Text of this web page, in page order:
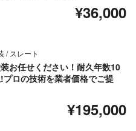
¥36,000
/ スレート
お任せください！耐久年数10
プロの技術を業者価格でご提
¥195,000